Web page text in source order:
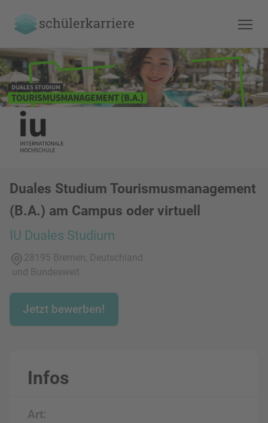
Duales Studium Tourismusmanagement
(B.A.) am Campus oder virtuell
IU Duales Studium
28195 Bremen, Deutschland
und Bundesweit
Jetzt bewerben!
Infos
Art: